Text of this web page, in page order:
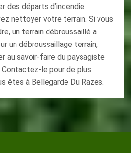
des départs d’incendie
nettoyer votre terrain. Si vous
un terrain débroussaillé a
un débroussaillage terrain,
au savoir-faire du paysagiste
Contactez-le pour de plus
êtes à Bellegarde Du Razes.